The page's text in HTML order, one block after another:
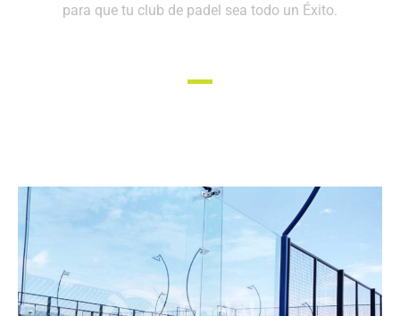
para que tu club de padel sea todo un Éxito.